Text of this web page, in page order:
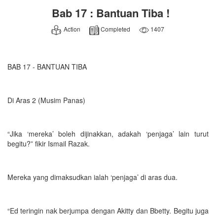
Bab 17 : Bantuan Tiba !
Action Completed 1407
BAB 17 - BANTUAN TIBA
Di Aras 2 (Musim Panas)
“Jika ‘mereka’ boleh dijinakkan, adakah ‘penjaga’ lain turut
begitu?” fikir Ismail Razak.
Mereka yang dimaksudkan ialah ‘penjaga’ di aras dua.
“Ed teringin nak berjumpa dengan Akitty dan Bbetty. Begitu juga